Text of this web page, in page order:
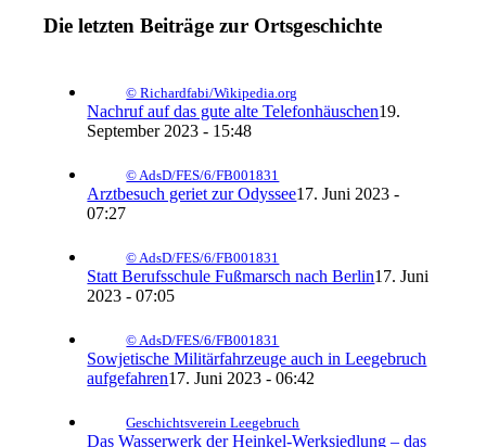
Die letzten Beiträge zur Ortsgeschichte
© Richardfabi/Wikipedia.org
Nachruf auf das gute alte Telefonhäuschen19.
September 2023 - 15:48
© AdsD/FES/6/FB001831
Arztbesuch geriet zur Odyssee17. Juni 2023 -
07:27
© AdsD/FES/6/FB001831
Statt Berufsschule Fußmarsch nach Berlin17. Juni
2023 - 07:05
© AdsD/FES/6/FB001831
Sowjetische Militärfahrzeuge auch in Leegebruch
aufgefahren17. Juni 2023 - 06:42
Geschichtsverein Leegebruch
Das Wasserwerk der Heinkel-Werksiedlung – das